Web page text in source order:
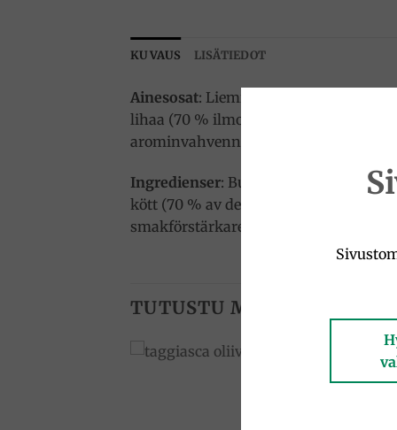
KUVAUS LISÄTIEDOT
Ainesosat: Liemi (vesi, hunaja,
lihaa (70 % ilmoitetusta painosta),
arominvahvenne:
Ingredienser: Buljong (vatten,
kött (70 % av den deklarerade
smakförstärkare:
TUTUSTU MYÖS